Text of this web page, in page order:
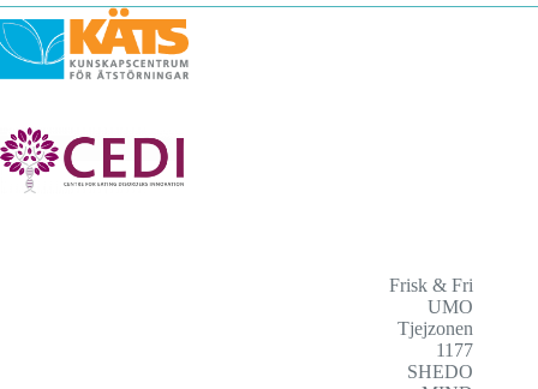
Frisk & Fri
UMO
Tjejzonen
1177
SHEDO